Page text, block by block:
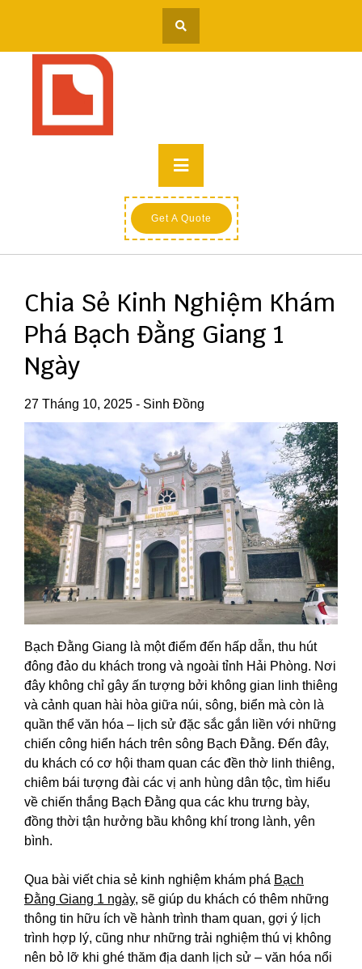
Primary
Menu
Get A Quote
Chia Sẻ Kinh Nghiệm Khám
Phá Bạch Đằng Giang 1
Ngày
27 Tháng 10, 2025 - Sinh Đồng
Bạch Đằng Giang là một điểm đến hấp dẫn, thu hút
đông đảo du khách trong và ngoài tỉnh Hải Phòng. Nơi
đây không chỉ gây ấn tượng bởi không gian linh thiêng
và cảnh quan hài hòa giữa núi, sông, biển mà còn là
quần thể văn hóa – lịch sử đặc sắc gắn liền với những
chiến công hiển hách trên sông Bạch Đằng. Đến đây,
du khách có cơ hội tham quan các đền thờ linh thiêng,
chiêm bái tượng đài các vị anh hùng dân tộc, tìm hiểu
về chiến thắng Bạch Đằng qua các khu trưng bày,
đồng thời tận hưởng bầu không khí trong lành, yên
bình.
Qua bài viết chia sẻ kinh nghiệm khám phá Bạch
Đằng Giang 1 ngày, sẽ giúp du khách có thêm những
thông tin hữu ích về hành trình tham quan, gợi ý lịch
trình hợp lý, cũng như những trải nghiệm thú vị không
nên bỏ lỡ khi ghé thăm địa danh lịch sử – văn hóa nổi